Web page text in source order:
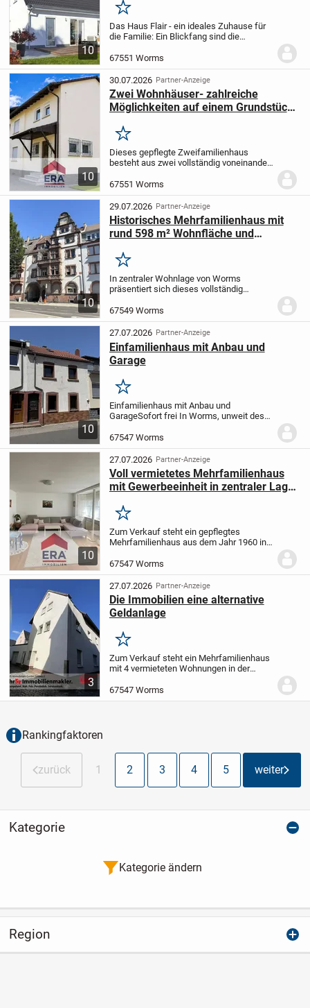
10
Haus Flair mit Bauplatz & BASIC-
Vollausstattung zum TOP-PREIS
Merken
Das Haus Flair - ein ideales Zuhause für
die Familie: Ein Blickfang sind die
Wohnbereich mit viel Licht durchfluten.
Hell, gemütlich und weitläufig - genügend
Raum zum...
67551 Worms
10
30.07.2026 Partner-Anzeige
Zwei Wohnhäuser- zahlreiche
Möglichkeiten auf einem Grundstück
Pfeddersheim
Merken
Dieses gepflegte Zweifamilienhaus
besteht aus zwei vollständig voneinander
durch eine großzügige
Wohnflächenaufteilung sowie eine
durchdachte Raumgestaltung. Das...
67551 Worms
10
29.07.2026 Partner-Anzeige
Historisches Mehrfamilienhaus mit
rund 598 m² Wohnfläche und
Merken
In zentraler Wohnlage von Worms
präsentiert sich dieses vollständig
außergewöhnliche Gelegenheit für
Investoren, Projektentwickler und
Bestandshalter.Das um 1910...
67549 Worms
10
27.07.2026 Partner-Anzeige
Einfamilienhaus mit Anbau und
Garage
Merken
Einfamilienhaus mit Anbau und
GarageSofort frei In Worms, unweit des
renovierungsbedürftige Wohnhaus mit
zusätzlichem Apartment als ideale
Gelegenheit für...
67547 Worms
10
27.07.2026 Partner-Anzeige
Voll vermietetes Mehrfamilienhaus
mit Gewerbeeinheit in zentraler Lage
Merken
Zum Verkauf steht ein gepflegtes
Mehrfamilienhaus aus dem Jahr 1960 in
befindet sich auf einem ca. 459 m²
großen Grundstück und umfasst
insgesamt sechs...
67547 Worms
3
27.07.2026 Partner-Anzeige
Die Immobilien eine alternative
Geldanlage
Merken
Zum Verkauf steht ein Mehrfamilienhaus
mit 4 vermieteten Wohnungen in der
wurde in das Gebäude renoviert und
modernisiert.Um 1900 wurde dieses
67547 Worms
Rankingfaktoren
zurück 1 2 3 4 5 weiter
Kategorie
Kategorie ändern
Region